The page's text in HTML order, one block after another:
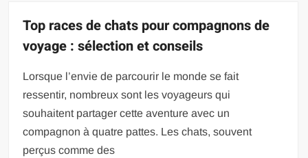
Top races de chats pour compagnons de
voyage : sélection et conseils
Lorsque l’envie de parcourir le monde se fait
ressentir, nombreux sont les voyageurs qui
souhaitent partager cette aventure avec un
compagnon à quatre pattes. Les chats, souvent
perçus comme des